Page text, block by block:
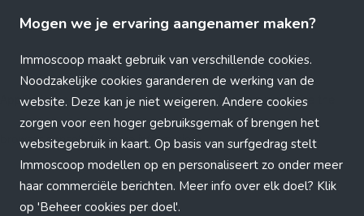
Mogen we je ervaring aangenamer maken?
Immoscoop maakt gebruik van verschillende cookies.
Noodzakelijke cookies garanderen de werking van de
website. Deze kan je niet weigeren. Andere cookies
zorgen voor een hoger gebruiksgemak of brengen het
websitegebruik in kaart. Op basis van surfgedrag stelt
Immoscoop modellen op en personaliseert zo onder meer
haar commerciële berichten. Meer info over elk doel? Klik
op 'Beheer cookies per doel'.
Application error: a client-side exception has occurred (see the
browser console for more information)